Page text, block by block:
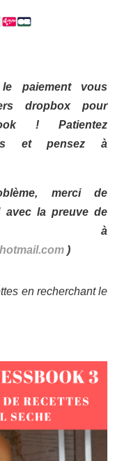
paiement vous
dropbox pour
! Patientez
et pensez à
merci de
avec la preuve de
à
)
en recherchant le